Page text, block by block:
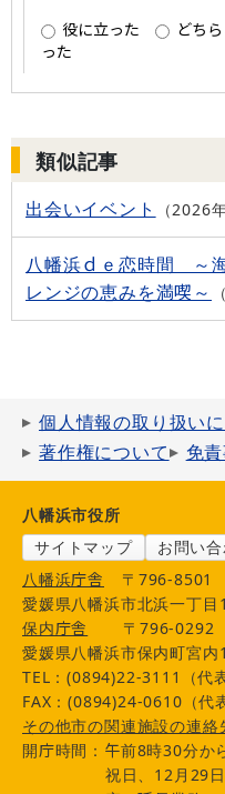
類似記事
出会いイベント 2026
八幡浜ｄｅ恋時間 ～
レンジの恵みを満喫～
個人情報の取り扱い
著作権について
免
八幡浜市役所
サイトマップ
お問い
八幡浜庁舎
〒796-8501
愛媛県八幡浜市北浜一丁目
保内庁舎
〒796-0292
愛媛県八幡浜市保内町宮
TEL：(0894)22-3111（代表
FAX：(0894)24-0610（代
その他市の関連施設の連絡
開庁時間：午前8時30分か
祝日、12月29